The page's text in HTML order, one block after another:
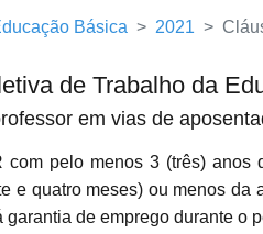
Básica 2021
de Trabalho da
em vias de
com pelo menos 3 (três) anos
e quatro meses) ou menos
garantia de emprego durante o